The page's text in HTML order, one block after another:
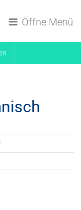
Öffne Menü